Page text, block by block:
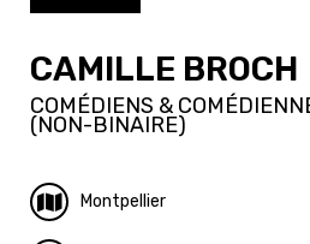
CAMILLE BROCH
COMÉDIENS &
(NON-BINAIRE)
Montpellier